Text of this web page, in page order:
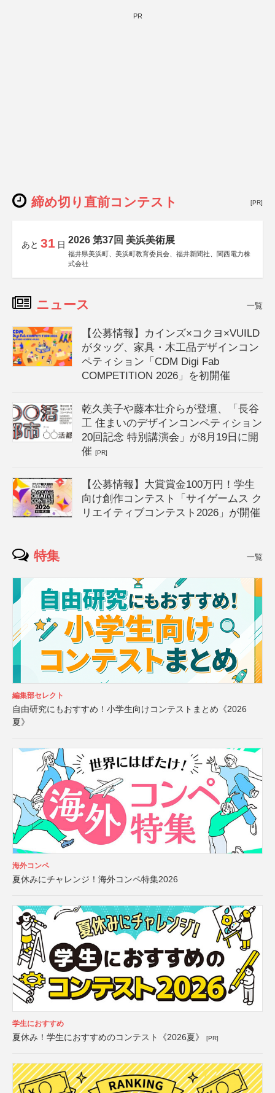
PR
締め切り直前コンテスト [PR]
あと 31 日 2026 第37回 美浜美術展
福井県美浜町、美浜町教育委員会、福井新聞社、関西電力株
式会社
ニュース 一覧
【公募情報】カインズ×コクヨ×VUILD
がタッグ、家具・木工品デザインコン
ペティション「CDM Digi Fab
COMPETITION 2026」を初開催
乾久美子や藤本壮介らが登壇、「長谷
工 住まいのデザインコンペティション
20回記念 特別講演会」が8月19日に開
催[PR]
【公募情報】大賞賞金100万円！学生
向け創作コンテスト「サイゲームス ク
リエイティブコンテスト2026」が開催
特集 一覧
編集部セレクト
自由研究にもおすすめ！小学生向けコンテストまとめ《2026
夏》
海外コンペ
夏休みにチャレンジ！海外コンペ特集2026
学生におすすめ
夏休み！学生におすすめのコンテスト《2026夏》 [PR]